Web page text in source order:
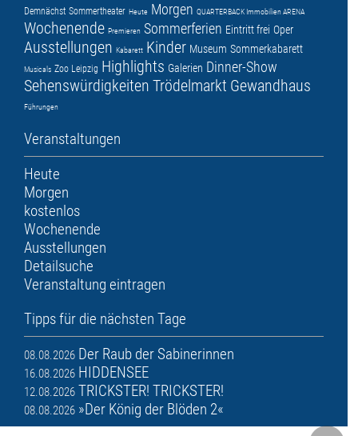
Demnächst Sommertheater Heute Morgen QUARTERBACK Immobilien ARENA
Wochenende Premieren Sommerferien Eintritt frei Oper
Ausstellungen Kabarett Kinder Museum Sommerkabarett
Musicals Zoo Leipzig Highlights Galerien Dinner-Show
Sehenswürdigkeiten Trödelmarkt Gewandhaus
Führungen
Veranstaltungen
Heute
Morgen
kostenlos
Wochenende
Ausstellungen
Detailsuche
Veranstaltung eintragen
Tipps für die nächsten Tage
08.08.2026 Der Raub der Sabinerinnen
16.08.2026 HIDDENSEE
12.08.2026 TRICKSTER! TRICKSTER!
08.08.2026 »Der König der Blöden 2«